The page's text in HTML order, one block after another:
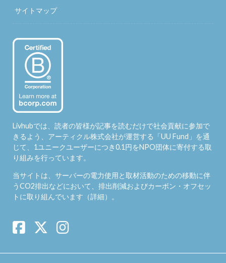
サイトマップ
Livhubでは、読者の皆様が記事を読むだけで社会貢献に参加で
きるよう、アーティクル株式会社が運営する「UU Fund 」を通
じて、1ユニークユーザーにつき0.1円をNPO団体に寄付する取
り組みを行っています。
当サイトは、サーバーの電力使用と取材活動のための移動に伴
うCO2排出などにおいて、排出削減およびカーボン・オフセッ
トに取り組んでいます（詳細）。